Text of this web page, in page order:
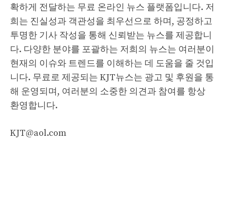
확하게 전달하는 무료 온라인 뉴스 플랫폼입니다. 저
희는 진실성과 객관성을 최우선으로 하며, 공정하고
투명한 기사 작성을 통해 신뢰받는 뉴스를 제공합니
다. 다양한 분야를 포괄하는 저희의 뉴스는 여러분이
현재의 이슈와 트렌드를 이해하는 데 도움을 줄 것입
니다. 무료로 제공되는 KJT뉴스는 광고 및 후원을 통
해 운영되며, 여러분의 소중한 의견과 참여를 항상
환영합니다.
KJT@aol.com